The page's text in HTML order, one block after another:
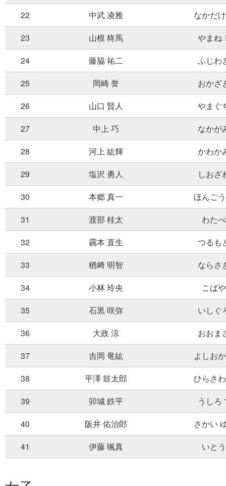
22
中武 凌雅
なかだ
23
山根 柊馬
やまね
24
藤脇 祐二
ふじわ
25
岡崎 誉
おかざ
26
山口 賢人
やまぐ
27
中上 巧
なかが
28
河上 紘輝
かわか
29
塩沢 勇人
しおざ
30
本郷 真一
ほんご
31
渡部 桂太
わた
32
靏本 直生
つるも
33
楢﨑 明智
ならさ
34
小林 玲央
こば
35
石黒 咲弥
いしぐ
36
大政 涼
おおま
37
吉岡 竜紘
よしお
38
平澤 鼓太郎
ひらさ
39
卯城 鉄平
うしろ
40
阪井 佑治郎
さかい
41
伊藤 颯真 いと